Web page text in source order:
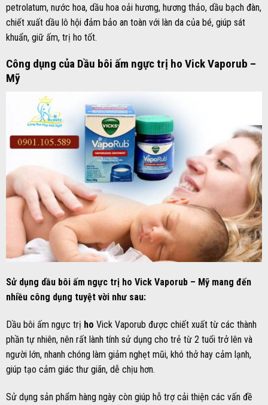
petrolatum, nước hoa, dầu hoa oải hương, hương thảo, dầu bạch đàn,
chiết xuất dầu lô hội đảm bảo an toàn với làn da của bé, giúp sát
khuẩn, giữ ấm, trị ho tốt.
Công dụng của Dầu bôi ấm ngực trị ho Vick Vaporub –
Mỹ
Sử dụng dầu bôi ấm ngực trị ho Vick Vaporub – Mỹ mang đến
nhiều công dụng tuyệt vời như sau:
Dầu bôi ấm ngực trị ho Vick Vaporub được chiết xuất từ các thành
phần tự nhiên, nên rất lành tính sử dụng cho trẻ từ 2 tuổi trở lên và
người lớn, nhanh chóng làm giảm nghẹt mũi, khó thở hay cảm lạnh,
giúp tạo cảm giác thư giãn, dễ chịu hơn.
Sử dụng sản phẩm hàng ngày còn giúp hỗ trợ cải thiện các vấn đề